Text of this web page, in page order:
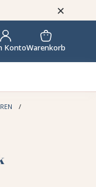
×
KontoWarenkorb